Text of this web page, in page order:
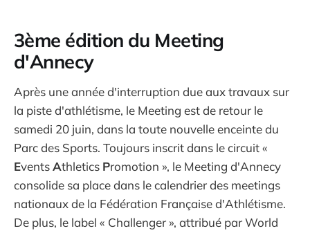
3ème édition du Meeting
d'Annecy
Après une année d'interruption due aux travaux sur
la piste d'athlétisme, le Meeting est de retour le
samedi 20 juin, dans la toute nouvelle enceinte du
Parc des Sports. Toujours inscrit dans le circuit «
EventsAthletics Promotion », le Meeting d'Annecy
consolide sa place dans le calendrier des meetings
nationaux de la Fédération Française d'Athlétisme.
De plus, le label « Challenger », attribué par World